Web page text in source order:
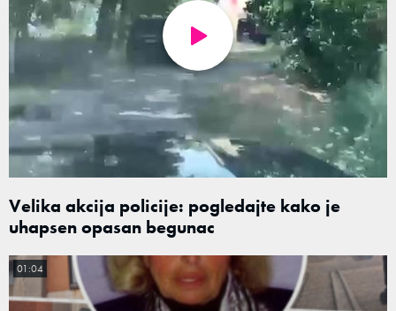
Velika akcija policije: pogledajte kako je
uhapsen opasan begunac
01:04